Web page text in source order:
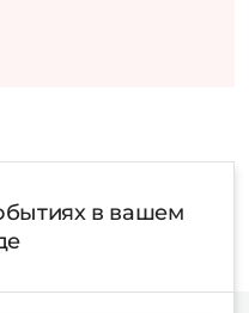
в вашем